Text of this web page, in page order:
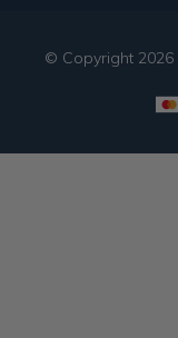
© Copyright 2026